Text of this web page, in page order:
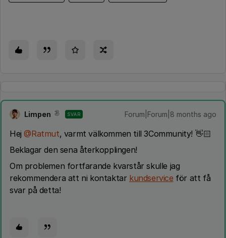
Limpen SVAR Forum|Forum|8 months ago
Hej ​@Ratmut, varmt välkommen till 3Community! 👋🏻
Beklagar den sena återkopplingen!
Om problemen fortfarande kvarstår skulle jag
rekommendera att ni kontaktar kundservice för att få
svar på detta!